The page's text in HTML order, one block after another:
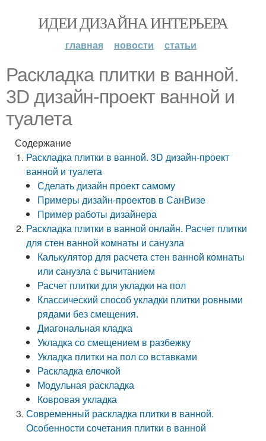
ИДЕИ ДИЗАЙНА ИНТЕРЬЕРА
главная новости статьи
Раскладка плитки в ванной.
3D дизайн-проект ванной и
туалета
Содержание
Раскладка плитки в ванной. 3D дизайн-проект
ванной и туалета
Сделать дизайн проект самому
Примеры дизайн-проектов в СанВизе
Пример работы дизайнера
Раскладка плитки в ванной онлайн. Расчет плитки
для стен ванной комнаты и санузла
Калькулятор для расчета стен ванной комнаты
или санузла с вычитанием
Расчет плитки для укладки на пол
Классический способ укладки плитки ровными
рядами без смещения.
Диагональная кладка
Укладка со смещением в разбежку
Укладка плитки на пол со вставками
Раскладка елочкой
Модульная раскладка
Ковровая укладка
Современный раскладка плитки в ванной.
Особенности сочетания плитки в ванной